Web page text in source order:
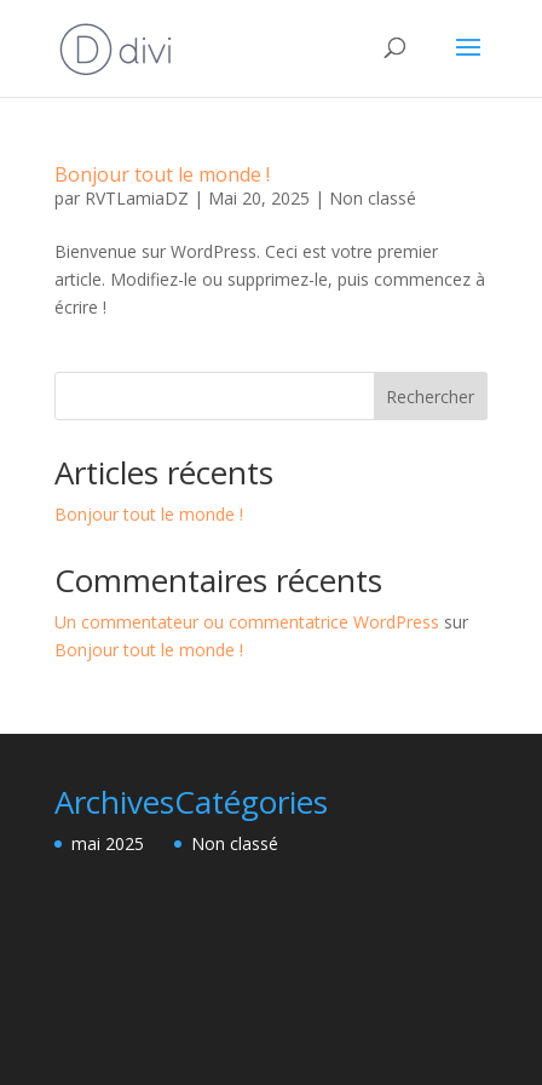
Bonjour tout le monde !
par RVTLamiaDZ | Mai 20, 2025 | Non classé
Bienvenue sur WordPress. Ceci est votre premier
article. Modifiez-le ou supprimez-le, puis commencez à
écrire !
Rechercher
Articles récents
Bonjour tout le monde !
Commentaires récents
Un commentateur ou commentatrice WordPress sur
Bonjour tout le monde !
Archives
mai 2025
Catégories
Non classé